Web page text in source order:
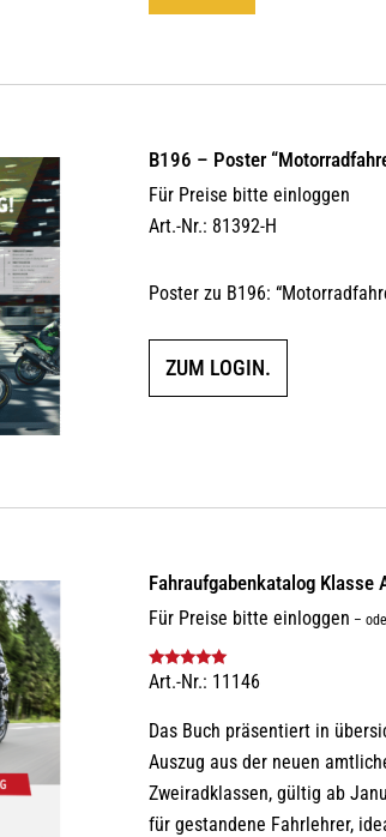
B196 – Poster
Für Preise bitte einloggen
Art.-Nr.: 81392-H
Poster zu B196:
ZUM LOGIN.
Fahraufgabenkatalog Klasse
Für Preise bitte einloggen –
Bewertet mit
Art.-Nr.: 11146
Das Buch präsentiert in
Auszug aus der neuen
Zweiradklassen, gültig ab
für gestandene Fahrlehrer,